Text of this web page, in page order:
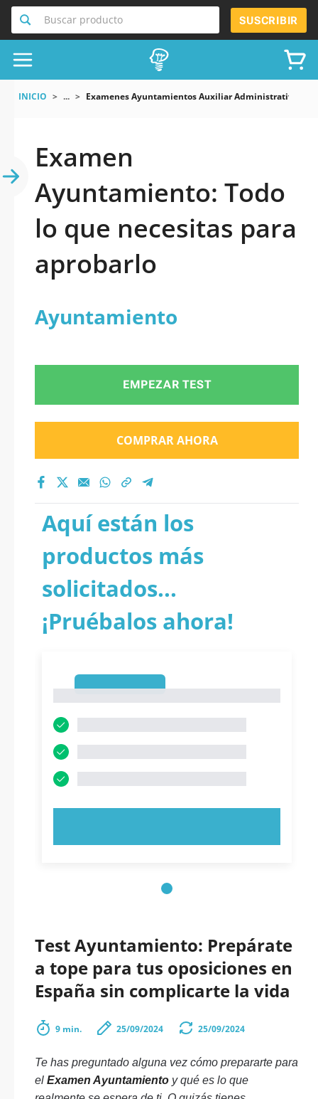
Buscar producto SUSCRIBIR
INICIO ... Examenes Ayuntamientos Auxiliar Administrativo
Examen
Ayuntamiento: Todo
lo que necesitas para
aprobarlo
Ayuntamiento
EMPEZAR TEST
COMPRAR AHORA
Aquí están los
productos más
solicitados...
¡Pruébalos ahora!
Test Ayuntamiento: Prepárate
a tope para tus oposiciones en
España sin complicarte la vida
9 min. 25/09/2024 25/09/2024
Te has preguntado alguna vez cómo prepararte para
el Examen Ayuntamiento y qué es lo que